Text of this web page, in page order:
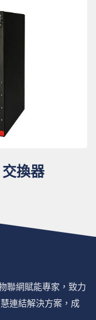
換器
聯網賦能專家，致力
連結解決方案，成